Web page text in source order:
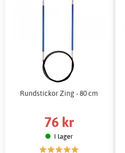
Rundstickor Zing - 80 cm
76 kr
I lager